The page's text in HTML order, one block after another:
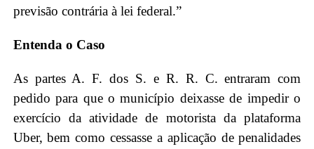
previsão contrária à lei federal.”
Entenda o Caso
As partes A. F. dos S. e R. R. C. entraram com
pedido para que o município deixasse de impedir o
exercício da atividade de motorista da plataforma
Uber, bem como cessasse a aplicação de penalidades